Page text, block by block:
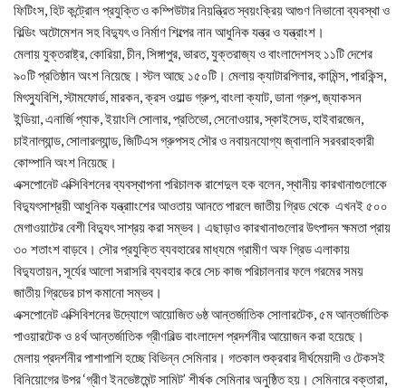
ফিটিংস, হিট কন্ট্রোল প্রযুক্তি ও কম্পিউটার নিয়ন্ত্রিত স্বয়ংক্রিয় আগুণ নিভানো ব্যবস্থা ও
বিল্ডিং অটোমেশন সহ বিদ্যুৎ ও নির্মাণ শিল্পের নান আধুনিক যন্ত্র ও যন্ত্রাংশ।
মেলায় যুক্তরাষ্ট্র, কোরিয়া, চীন, সিঙ্গাপুর, ভারত, যুক্তরাজ্য ও বাংলাদেশসহ ১১টি দেশের
৯০টি প্রতিষ্ঠান অংশ নিয়েছে। স্টল আছে ১৫০টি। মেলায় ক্যাটারপিলার, কামিন্স, পারকিন্স,
মিৎস্যুবিশি, স্টামফোর্ড, মারকন, ক্রস ওয়াল্ড গ্রুপ, বাংলা ক্যাট, ডানা গ্রুপ, জ্যাকসন
ইন্ডিয়া, এনার্জি প্যাক, ইয়াংলি সোলার, প্রতিভো, সেনোওয়ার, স্কাইসেড, হাইবারজেন,
চাইনাল্যান্ড, সোলারল্যান্ড, জিটিএস গ্রুপসহ সৌর ও নবায়নযোগ্য জ্বালানি সরবরাহকারী
কোম্পানি অংশ নিয়েছে।
এক্সপোনেট এক্সিবিশনের ব্যবস্থাপনা পরিচালক রাশেদুল হক বলেন, স্থানীয় কারখানাগুলোকে
বিদ্যুৎসাশ্রয়ী আধুনিক যন্ত্রাাংশের আওতায় আনতে পারলে জাতীয় গ্রিড থেকে এখনই ৫০০
মেগাওয়াটের বেশী বিদ্যুৎ সাশ্রয় করা সম্ভব। এছাড়াও কারখানাগুলোর উৎপাদন ক্ষমতা প্রায়
৩০ শতাংশ বাড়বে। সৌর প্রযুক্তি ব্যবহারের মাধ্যমে গ্রামীণ অফ গ্রিড এলাকায়
বিদ্যুতায়ন, সূর্যের আলো সরাসরি ব্যবহার করে সেচ কাজ পরিচালনার ফলে গরমের সময়
জাতীয় গ্রিডের চাপ কমানো সম্ভব।
এক্সপোনেট এক্সিবিশনের উদ্যোগে আয়োজিত ৬ষ্ঠ আন্তর্জাতিক সোলারটেক, ৫ম আন্তর্জাতিক
পাওয়ারটেক ও ৪র্থ আন্তর্জাতিক গ্রীণবিল্ড বাংলাদেশ প্রদর্শনীর আয়োজন করা হয়েছে।
মেলায় প্রদর্শনীর পাশাপাশি হচ্ছে বিভিন্ন সেমিনার। গতকাল শুক্রবার দীর্ঘমেয়াদী ও টেকসই
বিনিয়োগের উপর ‘গ্রীণ ইনভেষ্টমেন্ট সামিট’ শীর্ষক সেমিনার অনুষ্ঠিত হয়। সেমিনারে বক্তারা,